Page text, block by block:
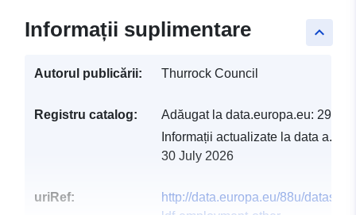
keyboard_arrow_up
Informații suplimentare
Autorul publicării: Thurrock Council
Registru catalog: Adăugat la data.europa.eu: 29
Informații actualizate la data
30 July 2026
uriRef:
http://data.europa.eu/88u/dataset/